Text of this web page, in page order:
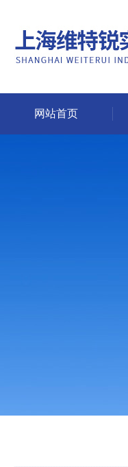
网站首页